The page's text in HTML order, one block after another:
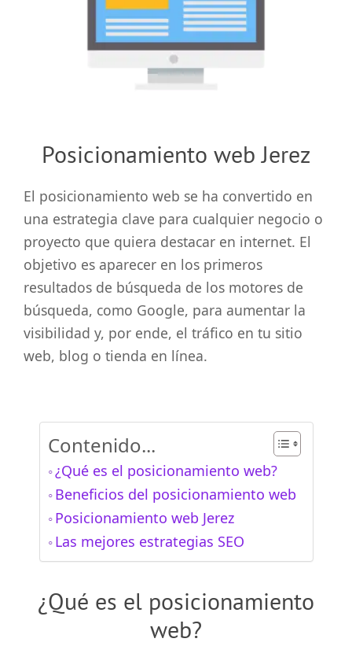
Posicionamiento web Jerez
El posicionamiento web se ha convertido en
una estrategia clave para cualquier negocio o
proyecto que quiera destacar en internet. El
objetivo es aparecer en los primeros
resultados de búsqueda de los motores de
búsqueda, como Google, para aumentar la
visibilidad y, por ende, el tráfico en tu sitio
web, blog o tienda en línea.
Contenido...
¿Qué es el posicionamiento web?
Beneficios del posicionamiento web
Posicionamiento web Jerez
Las mejores estrategias SEO
¿Qué es el posicionamiento
web?